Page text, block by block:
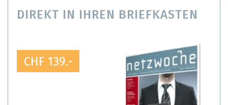
DIREKT IN IHREN BRIEFKASTEN
CHF 139.-